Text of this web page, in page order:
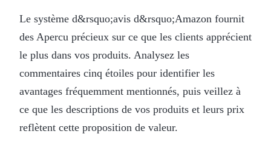
Le système d&rsquo;avis d&rsquo;Amazon fournit
des Apercu précieux sur ce que les clients apprécient
le plus dans vos produits. Analysez les
commentaires cinq étoiles pour identifier les
avantages fréquemment mentionnés, puis veillez à
ce que les descriptions de vos produits et leurs prix
reflètent cette proposition de valeur.